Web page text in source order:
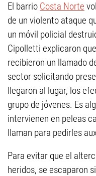
El barrio Costa Norte
de un violento ataque
un móvil policial
Cipolletti explicaron
recibieron un llamado
sector solicitando
llegaron al lugar, los
grupo de jóvenes. Es
intervienen en peleas
llaman para pedirles
Para evitar que el
heridos, se escaparon